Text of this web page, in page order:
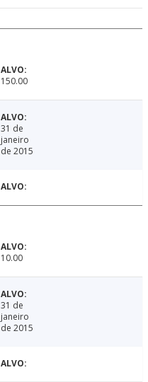
150.00
31 de
janeiro
de 2015
10.00
31 de
janeiro
de 2015